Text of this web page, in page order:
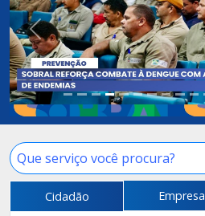
Anterior
Cidadão Empresa